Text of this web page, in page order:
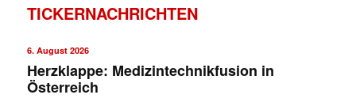
TICKERNACHRICHTEN
6. August 2026
Herzklappe: Medizintechnikfusion in
Österreich